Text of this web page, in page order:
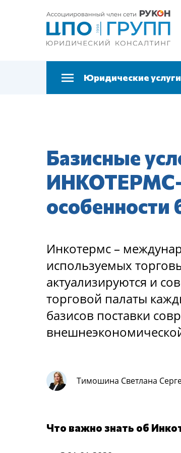
Юридические услуги
Базисные
ИНКОТЕРМС-
особенности
Инкотермс –
используемых
актуализируются и
торговой палаты
базисов поставки
Тимошина Светлана
Что важно знать об